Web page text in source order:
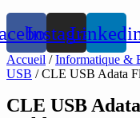
Instagram
Accueil /Informatique &
USB / CLE USB Adata
CLE USB